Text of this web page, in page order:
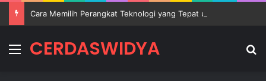
MenuCERDASWIDYA